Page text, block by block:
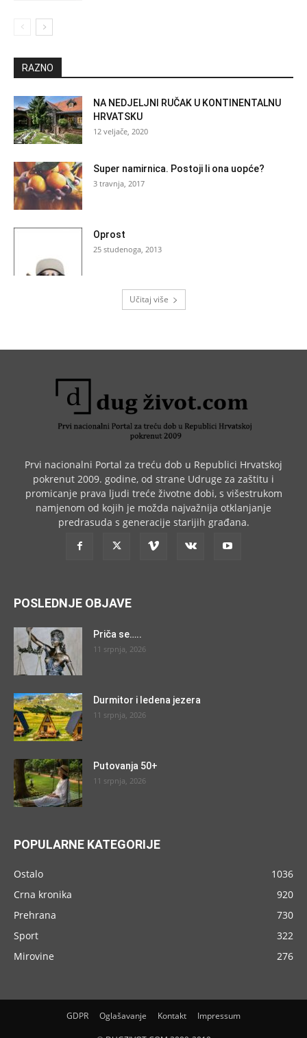
RAZNO
NA NEDJELJNI RUČAK U KONTINENTALNU
HRVATSKU
12 veljače, 2020
Super namirnica. Postoji li ona uopće?
3 travnja, 2017
Oprost
25 studenoga, 2013
Učitaj više
Prvi nacionalni Portal za treću dob u Republici Hrvatskoj
pokrenut 2009. godine, od strane Udruge za zaštitu i
promicanje prava ljudi treće životne dobi, s višestrukom
namjenom od kojih je možda najvažnija otklanjanje
predrasuda s generacije starijih građana.
POSLEDNJE OBJAVE
Priča se…..
11 srpnja, 2026
Durmitor i ledena jezera
11 srpnja, 2026
Putovanja 50+
11 srpnja, 2026
POPULARNE KATEGORIJE
Ostalo
1036
Crna kronika
920
Prehrana
730
Sport
322
Mirovine
276
GDPR Oglašavanje Kontakt Impressum